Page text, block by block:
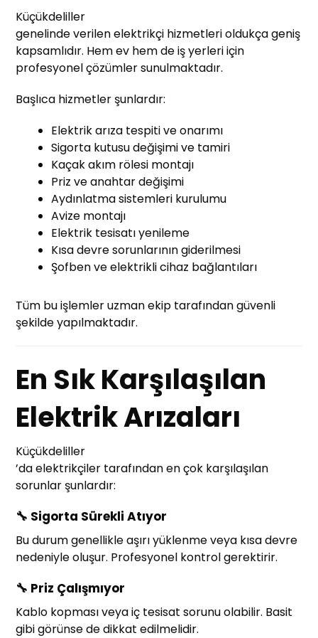
Küçükdeliller
genelinde verilen elektrikçi hizmetleri oldukça geniş
kapsamlıdır. Hem ev hem de iş yerleri için
profesyonel çözümler sunulmaktadır.
Başlıca hizmetler şunlardır:
Elektrik arıza tespiti ve onarımı
Sigorta kutusu değişimi ve tamiri
Kaçak akım rölesi montajı
Priz ve anahtar değişimi
Aydınlatma sistemleri kurulumu
Avize montajı
Elektrik tesisatı yenileme
Kısa devre sorunlarının giderilmesi
Şofben ve elektrikli cihaz bağlantıları
Tüm bu işlemler uzman ekip tarafından güvenli
şekilde yapılmaktadır.
En Sık Karşılaşılan
Elektrik Arızaları
Küçükdeliller
’da elektrikçiler tarafından en çok karşılaşılan
sorunlar şunlardır:
🔧 Sigorta Sürekli Atıyor
Bu durum genellikle aşırı yüklenme veya kısa devre
nedeniyle oluşur. Profesyonel kontrol gerektirir.
🔧 Priz Çalışmıyor
Kablo kopması veya iç tesisat sorunu olabilir. Basit
gibi görünse de dikkat edilmelidir.